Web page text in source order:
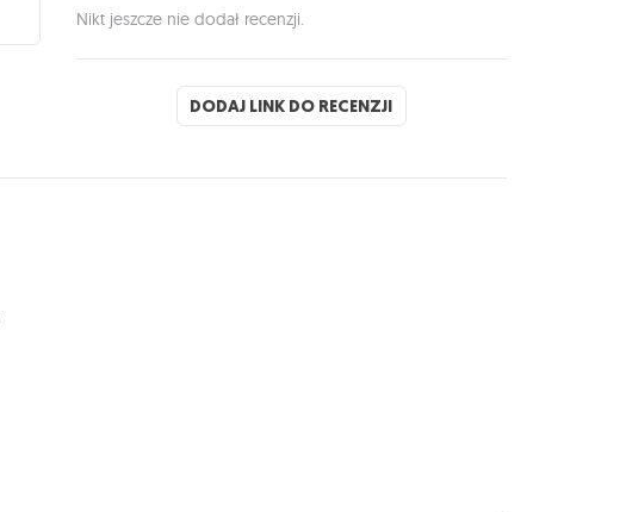
Nikt jeszcze nie dodał recenzji.
DODAJ LINK DO RECENZJI